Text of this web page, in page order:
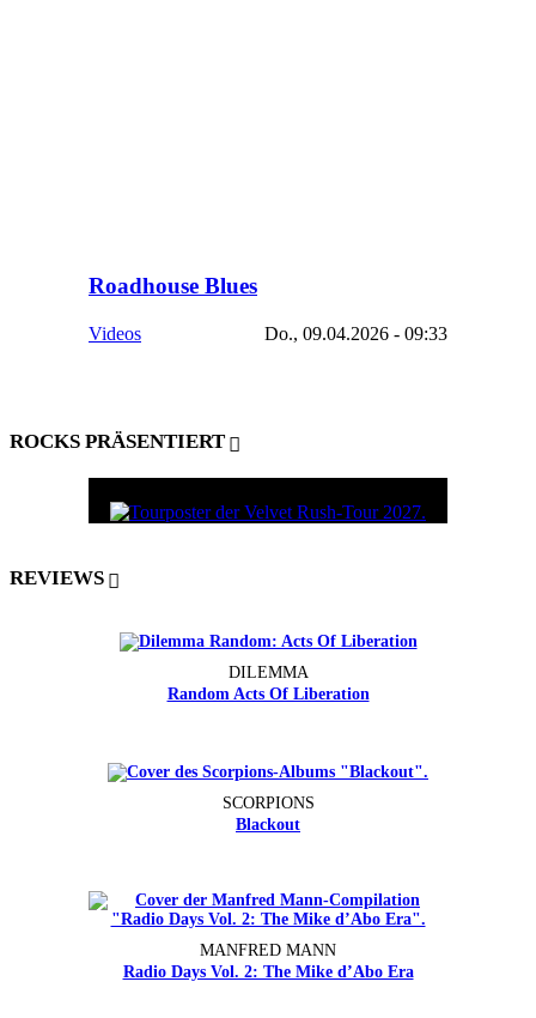
Roadhouse Blues
Videos Do., 09.04.2026 - 09:33
ROCKS PRÄSENTIERT
REVIEWS
DILEMMA
Random Acts Of Liberation
SCORPIONS
Blackout
MANFRED MANN
Radio Days Vol. 2: The Mike d’Abo Era